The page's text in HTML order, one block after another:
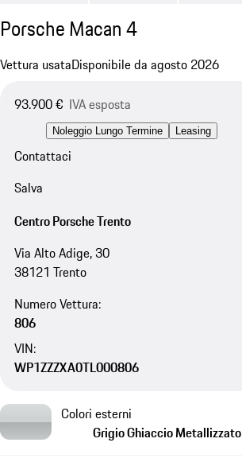
Porsche Macan 4
Vettura usataDisponibile da agosto 2026
93.900 € IVA esposta
Noleggio Lungo Termine Leasing
Contattaci
Salva
Centro Porsche Trento
Via Alto Adige, 30
38121 Trento
Numero Vettura:
806
VIN:
WP1ZZZXA0TL000806
Colori esterni
Grigio Ghiaccio Metallizzato